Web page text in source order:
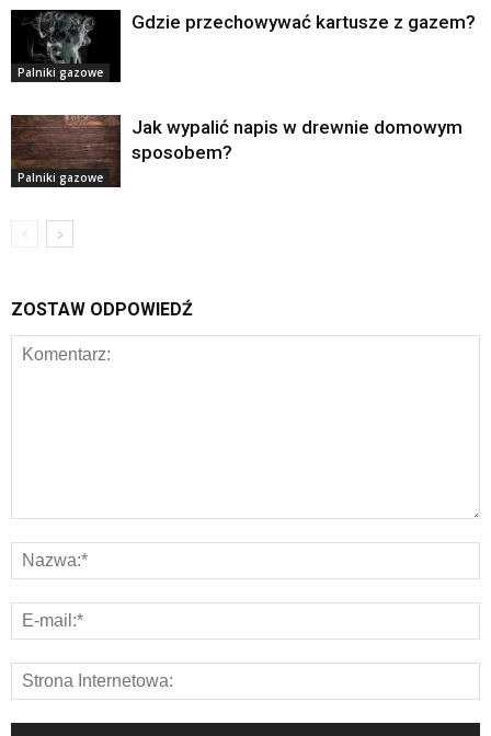
Palniki gazowe
Gdzie przechowywać kartusze z gazem?
Palniki gazowe
Jak wypalić napis w drewnie domowym
sposobem?
ZOSTAW ODPOWIEDŹ